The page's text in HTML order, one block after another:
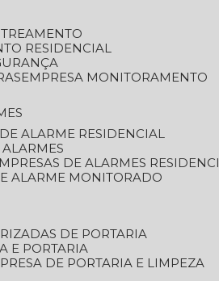
RESIDENCIAL
EMPRESA MONITORAMENTO
ALARME RESIDENCIAL
EMPRESAS DE ALARMES
ALARME MONITORADO
DE PORTARIA
E PORTARIA
DE PORTARIA E LIMPEZA